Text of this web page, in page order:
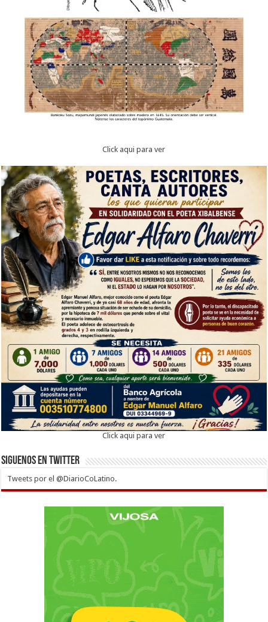
Click aqui para ver
Click aqui para ver
Siguenos en twitter
Tweets por el @DiarioCoLatino.